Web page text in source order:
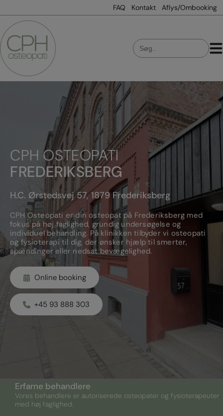
til
indholdet
FAQ Kontakt Aflys/Ombooking
Search
for:
CPH OSTEOPATI
FREDERIKSBERG
H.C. Ørstedsvej 57, 1879 Frederiksberg
CPH Osteopati er din osteopat på Frederiksberg med
fokus på høj faglighed, grundig undersøgelse og
individuel behandling. På klinikken tilbyder vi osteopati
og fysioterapi til dig, der ønsker hjælp til smerter,
spændinger eller nedsat bevægelighed.
Online booking
+45 93 888 303
Erfarne behandlere
Vores behandlere er autoriserede osteopater og fysioterapeuter
med høj faglighed.